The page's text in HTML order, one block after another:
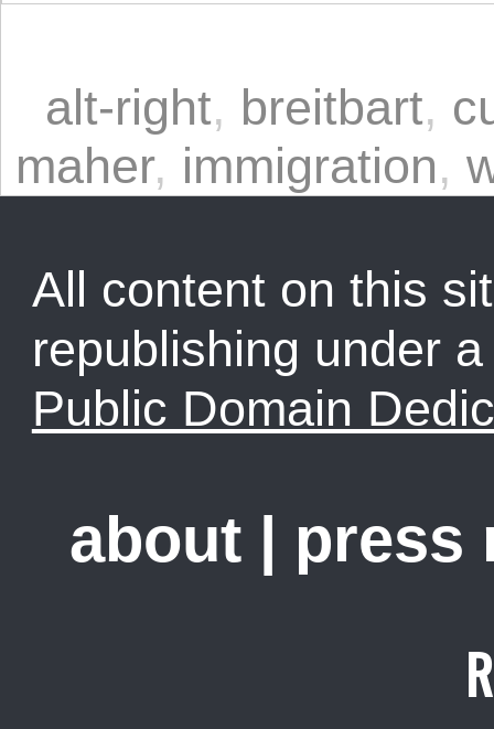
alt-right, breitbart,
maher, immigration,
All content on this
republishing under
Public Domain
about | press